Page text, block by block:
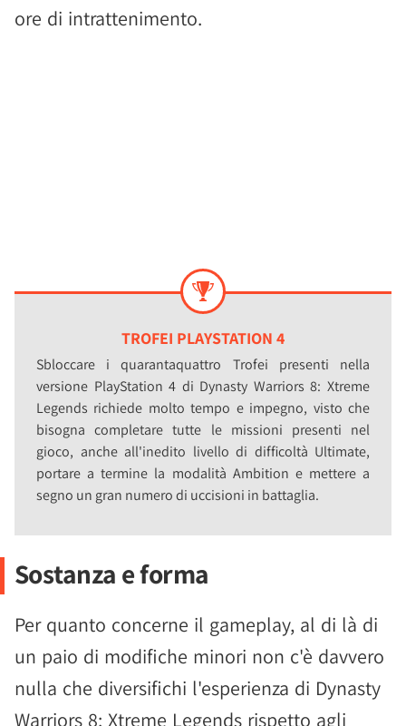
ore di intrattenimento.
TROFEI PLAYSTATION 4
Sbloccare i quarantaquattro Trofei presenti nella
versione PlayStation 4 di Dynasty Warriors 8: Xtreme
Legends richiede molto tempo e impegno, visto che
bisogna completare tutte le missioni presenti nel
gioco, anche all'inedito livello di difficoltà Ultimate,
portare a termine la modalità Ambition e mettere a
segno un gran numero di uccisioni in battaglia.
Sostanza e forma
Per quanto concerne il gameplay, al di là di
un paio di modifiche minori non c'è davvero
nulla che diversifichi l'esperienza di Dynasty
Warriors 8: Xtreme Legends rispetto agli